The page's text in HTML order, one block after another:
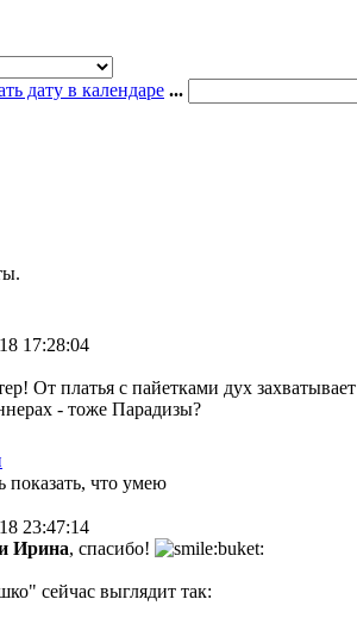
...
17:28:04
От платья с пайетками дух захватывает
- тоже Парадизы?
показать, что умею
23:47:14
Ирина, спасибо!
сейчас выглядит так: